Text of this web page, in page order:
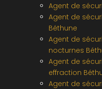
Agent de
Agent de
Béthune
Agent de
nocturnes
Agent de
effraction
Agent de